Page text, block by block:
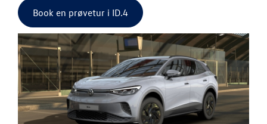
Book en prøvetur i ID.4